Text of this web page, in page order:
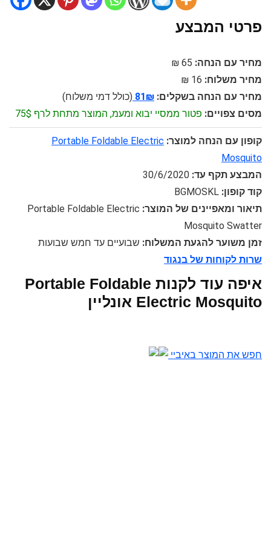
פרטי המבצע
מחיר עם הנחה: 65 ₪
מחיר משלוח: 16 ₪
מחיר עם הנחה בשקלים: 81₪ (כולל דמי משלוח)
מסים צפויים: פטור ממסיי יבוא ומעמ, המוצר מתחת לרף 75$
קופון עם הנחה למוצר: Portable Foldable Electric
Mosquito
המבצע תקף עד: 30/6/2020
קוד קופון: BGMOSKL
תיאור ומאפיינים של המוצר: Portable Foldable Electric
Mosquito Swatter
זמן משוער להגעת המשלוח: שבועיים עד חמש שבועות
שרות לקוחות של בנגוד
איפה עוד לקנות Portable Foldable
Electric Mosquito אונליין
חפש את המוצר באיביי